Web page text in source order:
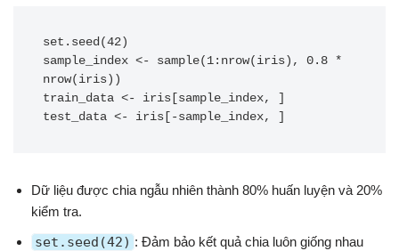
set.seed(42)
sample_index <- sample(1:nrow(iris), 0.8 *
nrow(iris))
train_data <- iris[sample_index, ]
Dữ liệu được chia ngẫu nhiên thành 80% huấn luyện và 20%
kiểm tra.
set.seed(42) : Đảm bảo kết quả chia luôn giống nhau